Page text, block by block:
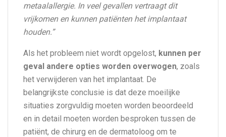
metaalallergie. In veel gevallen vertraagt dit
vrijkomen en kunnen patiënten het implantaat
houden.”
Als het probleem niet wordt opgelost, kunnen per
geval andere opties worden overwogen, zoals
het verwijderen van het implantaat. De
belangrijkste conclusie is dat deze moeilijke
situaties zorgvuldig moeten worden beoordeeld
en in detail moeten worden besproken tussen de
patiënt, de chirurg en de dermatoloog om te